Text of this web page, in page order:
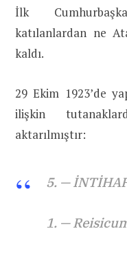
İlk
katılanlardan ne
kaldı.
29 Ekim 1923’de
ilişkin
aktarılmıştır:
5. —
1. —